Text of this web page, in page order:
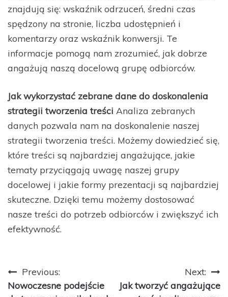
znajdują się: wskaźnik odrzuceń, średni czas
spędzony na stronie, liczba udostępnień i
komentarzy oraz wskaźnik konwersji. Te
informacje pomogą nam zrozumieć, jak dobrze
angażują naszą docelową grupę odbiorców.
Jak wykorzystać zebrane dane do doskonalenia
strategii tworzenia treści Analiza zebranych
danych pozwala nam na doskonalenie naszej
strategii tworzenia treści. Możemy dowiedzieć się,
które treści są najbardziej angażujące, jakie
tematy przyciągają uwagę naszej grupy
docelowej i jakie formy prezentacji są najbardziej
skuteczne. Dzięki temu możemy dostosować
nasze treści do potrzeb odbiorców i zwiększyć ich
efektywność.
Nawigacja
Previous:
Nowoczesne podejście
Next:
Jak tworzyć angażujące